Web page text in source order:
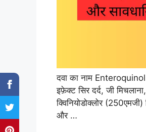
दवा का नाम Enteroquinol
इफ़ेक्ट सिर दर्द, जी
क्विनियोडोक्लोर
और …